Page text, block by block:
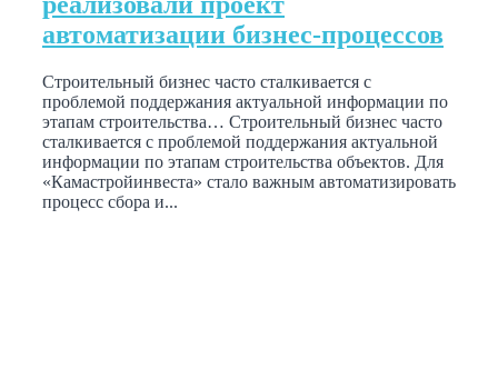
автоматизации бизнес-процессов
Строительный бизнес часто сталкивается с
проблемой поддержания актуальной информации по
этапам строительства… Строительный бизнес часто
сталкивается с проблемой поддержания актуальной
информации по этапам строительства объектов. Для
«Камастройинвеста» стало важным автоматизировать
процесс сбора и...